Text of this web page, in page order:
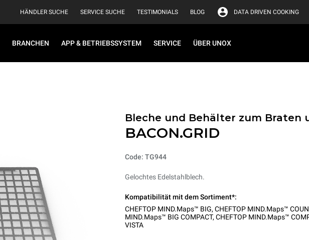
HÄNDLER SUCHE SERVICE SUCHE TESTIMONIALS BLOG DATA DRIVEN COOKING
BRANCHEN APP & BETRIEBSSYSTEM SERVICE ÜBER UNOX
Bleche und Behälter zum Braten
BACON.GRID
Code: TG944
Gelochtes Edelstahlblech.
Kompatibilität mit dem Sortiment*:
CHEFTOP MIND.Maps™ BIG, CHEFTOP MIND.Maps™
MIND.Maps™ BIG COMPACT, CHEFTOP MIND.Maps™
VISTA